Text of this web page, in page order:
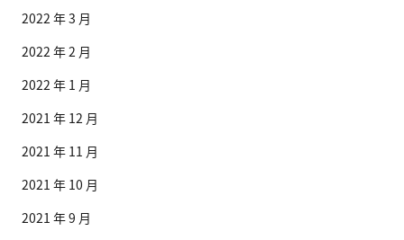
2022 年 3 月
2022 年 2 月
2022 年 1 月
2021 年 12 月
2021 年 11 月
2021 年 10 月
2021 年 9 月